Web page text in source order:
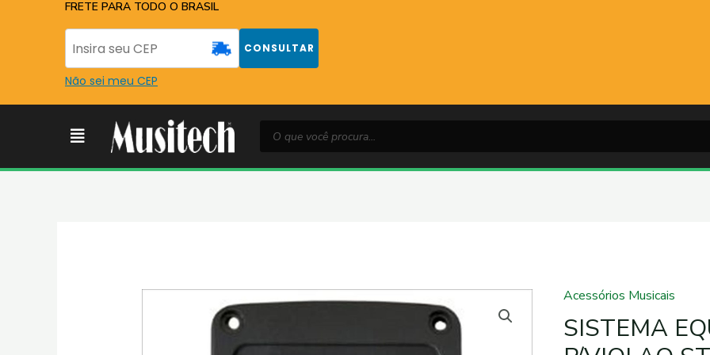
FRETE PARA TODO O BRASIL
CONSULTAR
Não sei meu CEP
Menu produtos
Acessórios Musicais
SISTEMA